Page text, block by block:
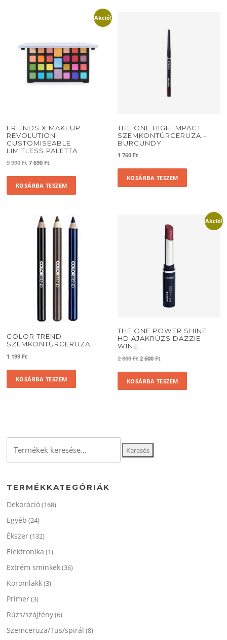
Akció!
FRIENDS X MAKEUP
REVOLUTION
CUSTOMISEABLE
LIMITLESS PALETTA
9 990Ft Original
was:
7 690 FtCurrent
KOSÁRBA TESZEM
THE ONE HIGH IMPACT
SZEMKONTÚRCERUZA –
BURGUNDY
1 760 Ft
KOSÁRBA TESZEM
COLOR TREND
SZEMKONTÚRCERUZA
1 199 Ft
KOSÁRBA TESZEM
Akció!
THE ONE POWER SHINE
HD AJAKRÚZS DAZZIE
WINE
2 800FtOriginal
was:
2 600 FtCurrent
KOSÁRBA TESZEM
következőre:
Keresés
TERMÉKKATEGÓRIÁK
Dekoráció(168)
Egyéb (24)
Ékszer(132)
Elektronika (1)
Extrém sminkek(36)
Körömlakk(3)
Primer(3)
Rúzs/szájfény(6)
Szemceruza/Tus/spirál (8)